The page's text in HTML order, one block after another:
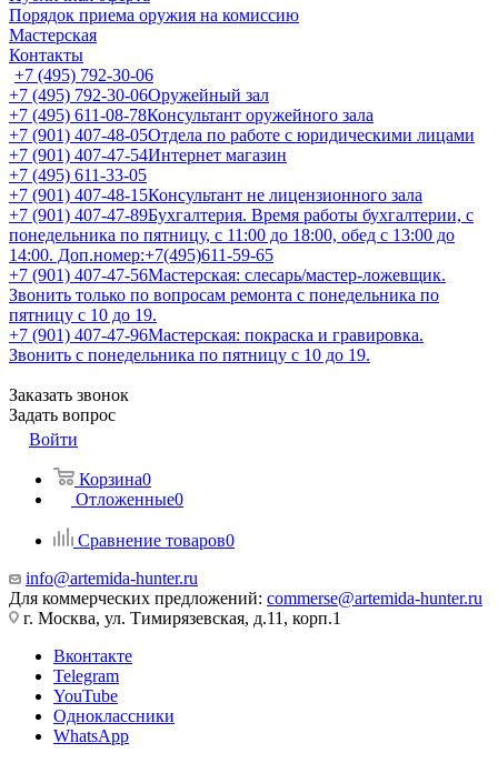
Порядок приема оружия на комиссию
Мастерская
Контакты
+7 (495) 792-30-06
+7 (495) 792-30-06Оружейный зал
+7 (495) 611-08-78Консультант оружейного зала
+7 (901) 407-48-05Отдела по работе с юридическими лицами
+7 (901) 407-47-54Интернет магазин
+7 (495) 611-33-05
+7 (901) 407-48-15Консультант не лицензионного зала
+7 (901) 407-47-89Бухгалтерия. Время работы бухгалтерии, с
понедельника по пятницу, с 11:00 до 18:00, обед с 13:00 до
14:00. Доп.номер:+7(495)611-59-65
+7 (901) 407-47-56Мастерская: слесарь/мастер-ложевщик.
Звонить только по вопросам ремонта с понедельника по
пятницу с 10 до 19.
+7 (901) 407-47-96Мастерская: покраска и гравировка.
Звонить с понедельника по пятницу с 10 до 19.
Заказать звонок
Задать вопрос
Войти
Корзина0
Отложенные0
Сравнение товаров0
info@artemida-hunter.ru
Для коммерческих предложений: commerse@artemida-hunter.ru
г. Москва, ул. Тимирязевская, д.11, корп.1
Вконтакте
Telegram
YouTube
Одноклассники
WhatsApp